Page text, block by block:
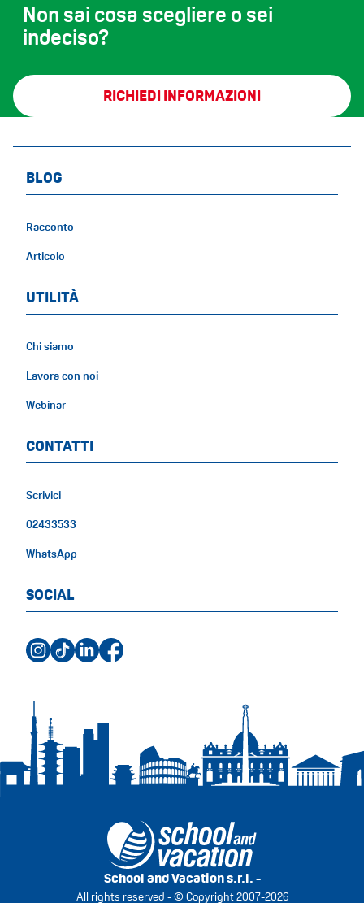
Non sai cosa scegliere o sei
indeciso?
RICHIEDI INFORMAZIONI
BLOG
Racconto
Articolo
UTILITÀ
Chi siamo
Lavora con noi
Webinar
CONTATTI
Scrivici
02433533
WhatsApp
SOCIAL
School and Vacation s.r.l. -
All rights reserved - © Copyright 2007-2026